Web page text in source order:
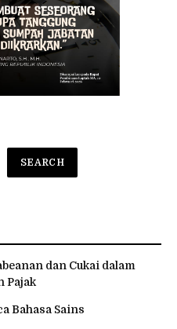
SEARCH
dan Cukai dalam
Pajak
Bahasa Sains